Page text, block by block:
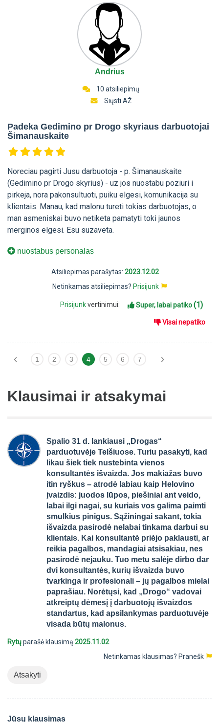
Andrius
10 atsiliepimų
Siųsti AŽ
Padeka Gedimino pr Drogo skyriaus darbuotojai
Šimanauskaite
Noreciau pagirti Jusu darbuotoja - p. Šimanauskaite
(Gedimino pr Drogo skyrius) - uz jos nuostabu poziuri i
pirkeja, nora pakonsultuoti, puiku elgesi, komunikacija su
klientais. Manau, kad malonu tureti tokias darbuotojas, o
man asmeniskai buvo netiketa pamatyti toki jaunos
merginos elgesi. Esu suzaveta.
nuostabus personalas
Atsiliepimas parašytas: 2023.12.02
Netinkamas atsiliepimas? Prisijunk
Prisijunkvertinimui: Super, labai patiko(1)
Visai nepatiko
‹ 1 2 3 4 5 6 7 ›
Klausimai ir atsakymai
Spalio 31 d. lankiausi „Drogas“
parduotuvėje Telšiuose. Turiu pasakyti, kad
likau šiek tiek nustebinta vienos
konsultantės išvaizda. Jos makiažas buvo
itin ryškus – atrodė labiau kaip Helovino
įvaizdis: juodos lūpos, piešiniai ant veido,
labai ilgi nagai, su kuriais vos galima paimti
smulkius pinigus. Sąžiningai sakant, tokia
išvaizda pasirodė nelabai tinkama darbui su
klientais. Kai konsultantė priėjo paklausti, ar
reikia pagalbos, mandagiai atsisakiau, nes
pasirodė nejauku. Tuo metu salėje dirbo dar
dvi konsultantės, kurių išvaizda buvo
tvarkinga ir profesionali – jų pagalbos mielai
paprašiau. Norėtųsi, kad „Drogo“ vadovai
atkreiptų dėmesį į darbuotojų išvaizdos
standartus, kad apsilankymas parduotuvėje
visada būtų malonus.
Rytųparašė klausimą 2025.11.02
Netinkamas klausimas? Pranešk
Atsakyti
Jūsų klausimas